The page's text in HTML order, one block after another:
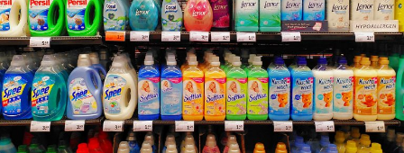
Upcycling
DAS braucht kein Mensch
WERTstoff.shop
DA frag ich nach